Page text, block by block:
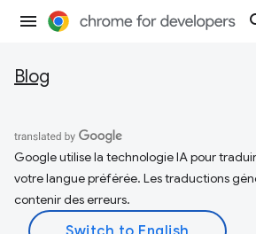
Blog
Google utilise la technologie IA pour
votre langue préférée. Les traductions
contenir des erreurs.